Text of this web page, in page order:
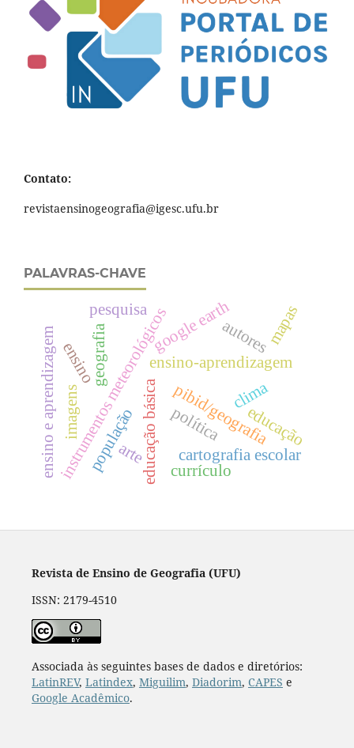
Contato:
revistaensinogeografia@igesc.ufu.br
PALAVRAS-CHAVE
clima
ensino-aprendizagem
instrumentos meteorológicospibid/geografia
educação básica
geografia
cartografia escolar
ensino e aprendizagem
google earth
ensino
pesquisa
educação
população política
imagens
autores
arte
mapas
currículo
Revista de Ensino de Geografia (UFU)
ISSN: 2179-4510
Associada às seguintes bases de dados e diretórios:
LatinREV, Latindex, Miguilim, Diadorim, CAPES e
Google Acadêmico.